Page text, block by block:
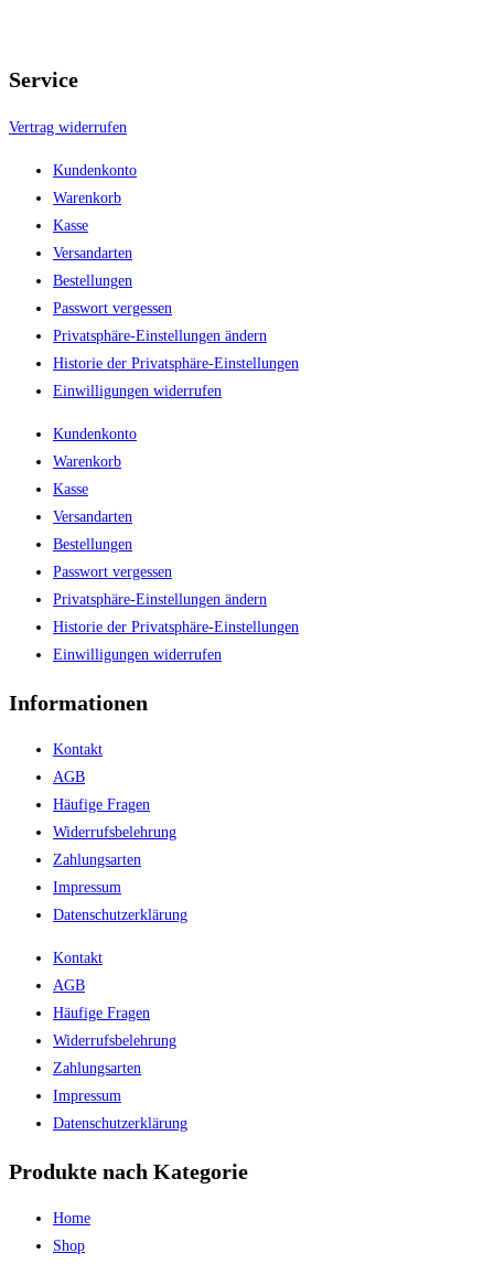
Service
Vertrag widerrufen
Kundenkonto
Warenkorb
Kasse
Versandarten
Bestellungen
Passwort vergessen
Privatsphäre-Einstellungen ändern
Historie der Privatsphäre-Einstellungen
Einwilligungen widerrufen
Kundenkonto
Warenkorb
Kasse
Versandarten
Bestellungen
Passwort vergessen
Privatsphäre-Einstellungen ändern
Historie der Privatsphäre-Einstellungen
Einwilligungen widerrufen
Informationen
Kontakt
AGB
Häufige Fragen
Widerrufsbelehrung
Zahlungsarten
Impressum
Datenschutzerklärung
Kontakt
AGB
Häufige Fragen
Widerrufsbelehrung
Zahlungsarten
Impressum
Datenschutzerklärung
Produkte nach Kategorie
Home
Shop